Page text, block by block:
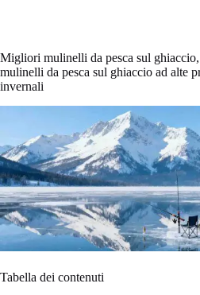
Migliori mulinelli da pesca sul
mulinelli da pesca sul ghiaccio ad alte
invernali
Tabella dei contenuti